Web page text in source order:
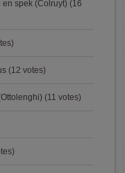
spek (Colruyt) (16
(12 votes)
(11 votes)